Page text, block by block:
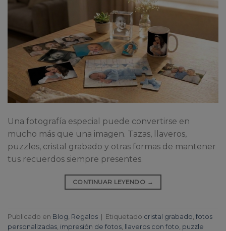
Una fotografía especial puede convertirse en
mucho más que una imagen. Tazas, llaveros,
puzzles, cristal grabado y otras formas de mantener
tus recuerdos siempre presentes.
CONTINUAR LEYENDO →
Publicado en Blog Regalos Etiquetado cristal grabado fotos
personalizadas impresión de fotos llaveros con foto puzzle